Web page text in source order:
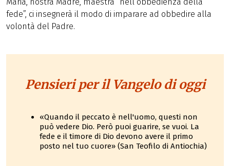
fede”, ci insegnerà il modo di imparare ad obbedire alla
volontà del Padre.
Pensieri per il Vangelo di oggi
«Quando il peccato è nell'uomo, questi non
può vedere Dio. Però puoi guarire, se vuoi. La
fede e il timore di Dio devono avere il primo
posto nel tuo cuore» (San Teofilo di Antiochia)